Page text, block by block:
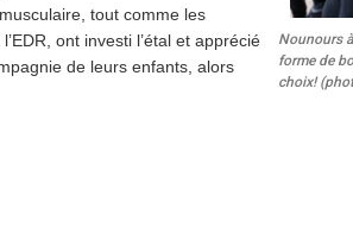
Nounours
forme de
choix!
tout comme les
ont investi l’étal et apprécié
de leurs enfants, alors